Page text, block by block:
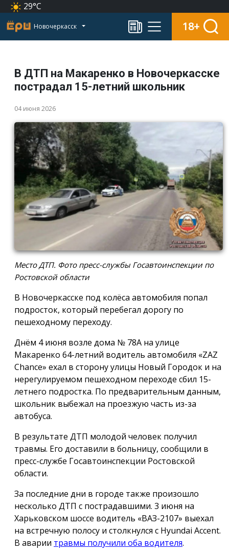
29°C
Новочеркасск 18+
В ДТП на Макаренко в Новочеркасске
пострадал 15-летний школьник
04 июня 2026
Место ДТП. Фото пресс-службы Госавтоинспекции по
Ростовской области
В Новочеркасске под колёса автомобиля попал
подросток, который перебегал дорогу по
пешеходному переходу.
Днём 4 июня возле дома № 78А на улице
Макаренко 64-летний водитель автомобиля «ZAZ
Chance» ехал в сторону улицы Новый Городок и на
нерегулируемом пешеходном переходе сбил 15-
летнего подростка. По предварительным данным,
школьник выбежал на проезжую часть из-за
автобуса.
В результате ДТП молодой человек получил
травмы. Его доставили в больницу, сообщили в
пресс-службе Госавтоинспекции Ростовской
области.
За последние дни в городе также произошло
несколько ДТП с пострадавшими. 3 июня на
Харьковском шоссе водитель «ВАЗ-2107» выехал
на встречную полосу и столкнулся с Hyundai Accent.
В аварии травмы получили оба водителя.